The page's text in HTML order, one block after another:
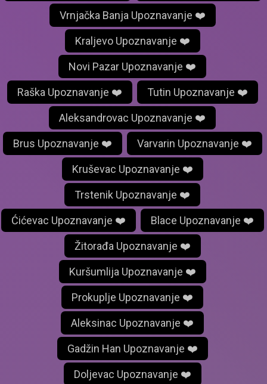
Vrnjačka Banja Upoznavanje ❤️
Kraljevo Upoznavanje ❤️
Novi Pazar Upoznavanje ❤️
Raška Upoznavanje ❤️ Tutin Upoznavanje ❤️
Aleksandrovac Upoznavanje ❤️
Brus Upoznavanje ❤️ Varvarin Upoznavanje ❤️
Kruševac Upoznavanje ❤️
Trstenik Upoznavanje ❤️
Ćićevac Upoznavanje ❤️ Blace Upoznavanje ❤️
Žitorađa Upoznavanje ❤️
Kuršumlija Upoznavanje ❤️
Prokuplje Upoznavanje ❤️
Aleksinac Upoznavanje ❤️
Gadžin Han Upoznavanje ❤️
Doljevac Upoznavanje ❤️